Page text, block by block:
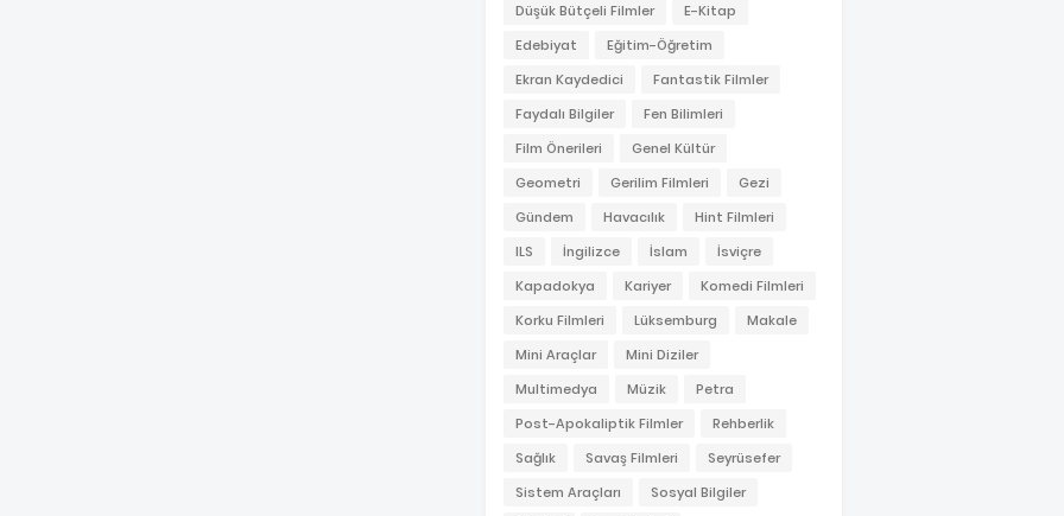
Düşük Bütçeli Filmler
E-Kitap
Edebiyat
Eğitim-Öğretim
Ekran Kaydedici
Fantastik Filmler
Faydalı Bilgiler
Fen Bilimleri
Film Önerileri
Genel Kültür
Geometri
Gerilim Filmleri
Gezi
Gündem
Havacılık
Hint Filmleri
ILS
İngilizce İslam
İsviçre
Kapadokya
Kariyer
Komedi Filmleri
Korku Filmleri
Lüksemburg
Makale
Mini Araçlar
Mini Diziler
Multimedya
Müzik
Petra
Post-Apokaliptik Filmler
Rehberlik
Sağlık
Savaş Filmleri
Seyrüsefer
Sistem Araçları
Sosyal Bilgiler